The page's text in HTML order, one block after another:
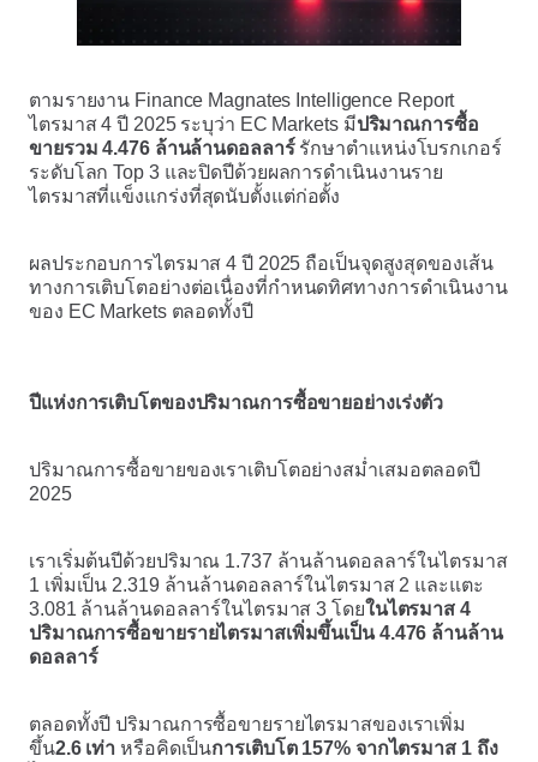
ตามรายงาน Finance Magnates Intelligence Report
ไตรมาส 4 ปี 2025 ระบุว่า EC Markets มีปริมาณการซื้อ
ขายรวม 4.476 ล้านล้านดอลลาร์รักษาตำแหน่งโบรกเกอร์
ระดับโลก Top 3 และปิดปีด้วยผลการดำเนินงานราย
ไตรมาสที่แข็งแกร่งที่สุดนับตั้งแต่ก่อตั้ง
ผลประกอบการไตรมาส 4 ปี 2025 ถือเป็นจุดสูงสุดของเส้น
ทางการเติบโตอย่างต่อเนื่องที่กำหนดทิศทางการดำเนินงาน
ของ EC Markets ตลอดทั้งปี
ปีแห่งการเติบโตของปริมาณการซื้อขายอย่างเร่งตัว
ปริมาณการซื้อขายของเราเติบโตอย่างสม่ำเสมอตลอดปี
2025
เราเริ่มต้นปีด้วยปริมาณ 1.737 ล้านล้านดอลลาร์ในไตรมาส
1 เพิ่มเป็น 2.319 ล้านล้านดอลลาร์ในไตรมาส 2 และแตะ
3.081 ล้านล้านดอลลาร์ในไตรมาส 3 โดยในไตรมาส 4
ปริมาณการซื้อขายรายไตรมาสเพิ่มขึ้นเป็น 4.476 ล้านล้าน
ดอลลาร์
ตลอดทั้งปี ปริมาณการซื้อขายรายไตรมาสของเราเพิ่ม
ขึ้น2.6 เท่า หรือคิดเป็นการเติบโต 157% จากไตรมาส 1 ถึง